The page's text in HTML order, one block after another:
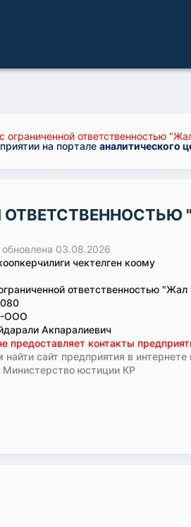
ограниченной ответственностью
на портале аналитического
ОТВЕТСТВЕННОСТЬЮ
03.08.2026
чектелген коому
ответственностью "Жал
ООО
Акпаралиевич
предоставляет контакты
сайт предприятия в интернете
Министерство юстиции КР